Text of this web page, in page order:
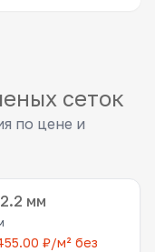
сеток
по цене и
мм
₽/м² без